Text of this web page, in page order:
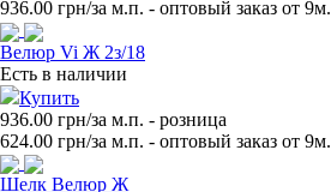
936.00 грн/за м.п. - оптовый заказ от 9м.
Велюр Vi Ж 2з/18
Есть в наличии
Купить
936.00 грн/за м.п. - розница
624.00 грн/за м.п. - оптовый заказ от 9м.
Шелк Велюр Ж